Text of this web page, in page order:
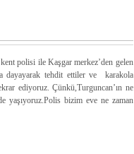
polisi ile Kaşgar merkez’den gelen
dayayarak tehdit ettiler ve karakola
ediyoruz. Çünkü,Turguncan’ın ne
yaşıyoruz.Polis bizim eve ne zaman